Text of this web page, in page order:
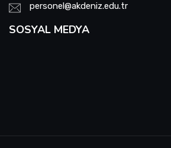
personel@akdeniz.edu.tr
SOSYAL MEDYA